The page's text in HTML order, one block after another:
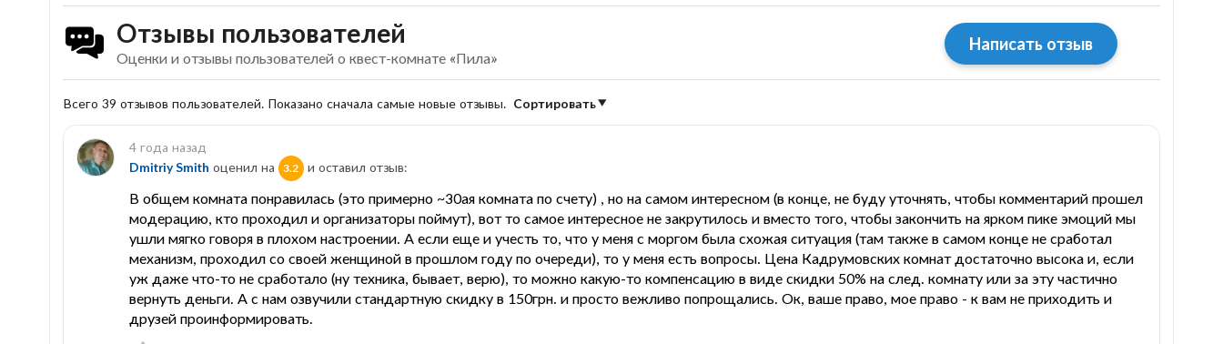
Отзывы пользователей
Оценки и отзывы пользователей о квест-комнате «Пила»
Написать отзыв
Всего 39 отзывов пользователей. Показано сначала самые новые отзывы. Сортировать
4 года назад
Dmitriy Smith оценил на 3.2 и оставил отзыв:
В общем комната понравилась (это примерно ~30ая комната по счету) , но на самом интересном (в конце, не буду уточнять, чтобы комментарий прошел
модерацию, кто проходил и организаторы поймут), вот то самое интересное не закрутилось и вместо того, чтобы закончить на ярком пике эмоций мы
ушли мягко говоря в плохом настроении. А если еще и учесть то, что у меня с моргом была схожая ситуация (там также в самом конце не сработал
механизм, проходил со своей женщиной в прошлом году по очереди), то у меня есть вопросы. Цена Кадрумовских комнат достаточно высока и, если
уж даже что-то не сработало (ну техника, бывает, верю), то можно какую-то компенсацию в виде скидки 50% на след. комнату или за эту частично
вернуть деньги. А с нам озвучили стандартную скидку в 150грн. и просто вежливо попрощались. Ок, ваше право, мое право - к вам не приходить и
друзей проинформировать.